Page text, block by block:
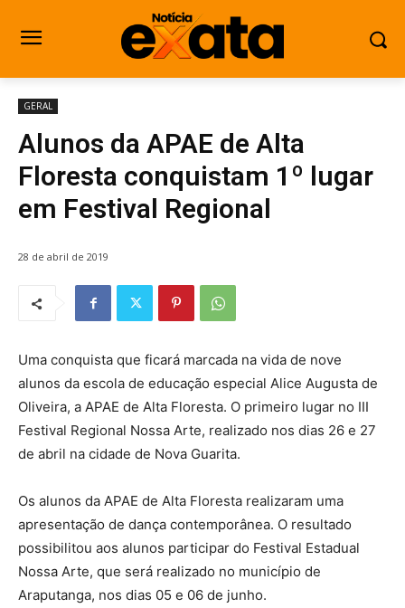
GERAL
Alunos da APAE de Alta
Floresta conquistam 1º lugar
em Festival Regional
28 de abril de 2019
Uma conquista que ficará marcada na vida de nove
alunos da escola de educação especial Alice Augusta de
Oliveira, a APAE de Alta Floresta. O primeiro lugar no III
Festival Regional Nossa Arte, realizado nos dias 26 e 27
de abril na cidade de Nova Guarita.
Os alunos da APAE de Alta Floresta realizaram uma
apresentação de dança contemporânea. O resultado
possibilitou aos alunos participar do Festival Estadual
Nossa Arte, que será realizado no município de
Araputanga, nos dias 05 e 06 de junho.